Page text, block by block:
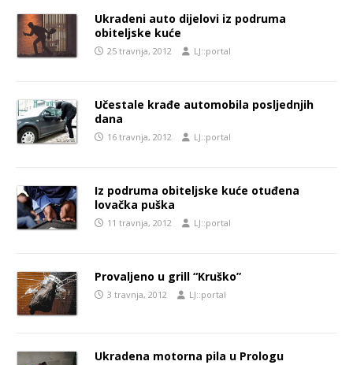
Ukradeni auto dijelovi iz podruma
obiteljske kuće
25 travnja, 2012 LJ::portal
Učestale krađe automobila posljednjih
dana
16 travnja, 2012 LJ::portal
Iz podruma obiteljske kuće otuđena
lovačka puška
11 travnja, 2012 LJ::portal
Provaljeno u grill “Kruško”
3 travnja, 2012 LJ::portal
Ukradena motorna pila u Prologu